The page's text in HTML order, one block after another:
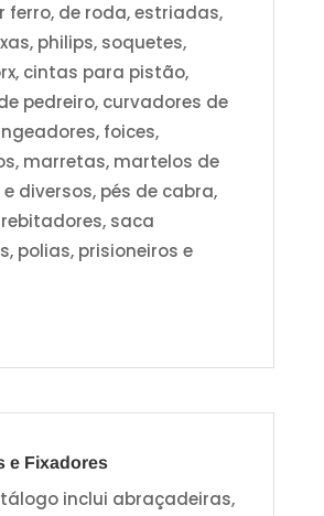
ferro, de roda, estriadas,
philips, soquetes,
cintas para pistão,
pedreiro, curvadores de
foices,
marretas, martelos de
diversos, pés de cabra,
saca
polias, prisioneiros e
e Fixadores
inclui abraçadeiras,